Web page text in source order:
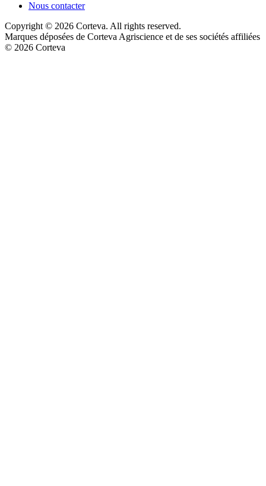
Nous contacter
Copyright © 2026 Corteva. All rights reserved.
Marques déposées de Corteva Agriscience et de ses sociétés affiliées
© 2026 Corteva